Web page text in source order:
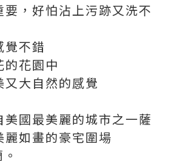
，好怕沾上污跡又洗不
覺不錯
的花園中
大自然的感覺
美國最美麗的城市之一薩
麗如畫的豪宅圍場